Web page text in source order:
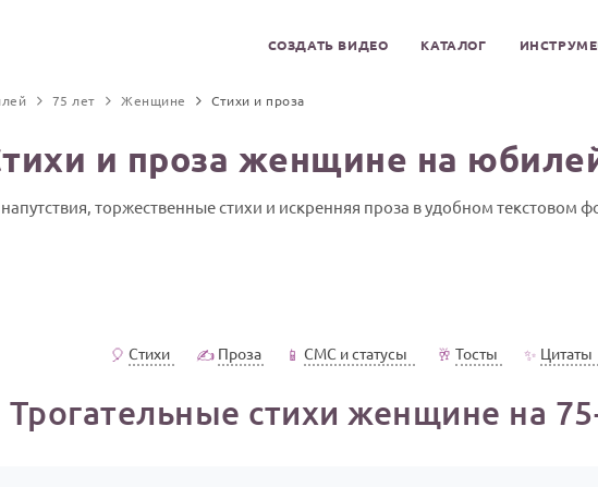
СОЗДАТЬ ВИДЕО КАТАЛОГ
75 лет Женщине Стихи и проза
и проза женщине на
торжественные стихи и искренняя проза в удобном текстовом
🎈 Стихи ✍️ Проза 📱 СМС и статусы 🥂 Тосты ✨ Цитаты
Трогательные стихи женщине на